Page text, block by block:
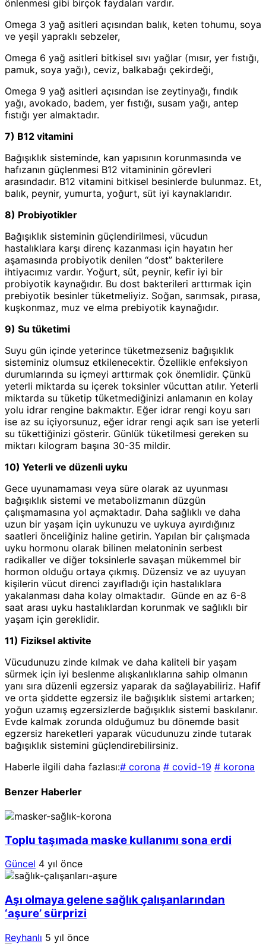
önlenmesi gibi birçok faydaları vardır.
Omega 3 yağ asitleri açısından balık, keten tohumu, soya
ve yeşil yapraklı sebzeler,
Omega 6 yağ asitleri bitkisel sıvı yağlar (mısır, yer fıstığı,
pamuk, soya yağı), ceviz, balkabağı çekirdeği,
Omega 9 yağ asitleri açısından ise zeytinyağı, fındık
yağı, avokado, badem, yer fıstığı, susam yağı, antep
fıstığı yer almaktadır.
7) B12 vitamini
Bağışıklık sisteminde, kan yapısının korunmasında ve
hafızanın güçlenmesi B12 vitamininin görevleri
arasındadır. B12 vitamini bitkisel besinlerde bulunmaz. Et,
balık, peynir, yumurta, yoğurt, süt iyi kaynaklarıdır.
8) Probiyotikler
Bağışıklık sisteminin güçlendirilmesi, vücudun
hastalıklara karşı direnç kazanması için hayatın her
aşamasında probiyotik denilen “dost” bakterilere
ihtiyacımız vardır. Yoğurt, süt, peynir, kefir iyi bir
probiyotik kaynağıdır. Bu dost bakterileri arttırmak için
prebiyotik besinler tüketmeliyiz. Soğan, sarımsak, pırasa,
kuşkonmaz, muz ve elma prebiyotik kaynağıdır.
9) Su tüketimi
Suyu gün içinde yeterince tüketmezseniz bağışıklık
sisteminiz olumsuz etkilenecektir. Özellikle enfeksiyon
durumlarında su içmeyi arttırmak çok önemlidir. Çünkü
yeterli miktarda su içerek toksinler vücuttan atılır. Yeterli
miktarda su tüketip tüketmediğinizi anlamanın en kolay
yolu idrar rengine bakmaktır. Eğer idrar rengi koyu sarı
ise az su içiyorsunuz, eğer idrar rengi açık sarı ise yeterli
su tükettiğinizi gösterir. Günlük tüketilmesi gereken su
miktarı kilogram başına 30-35 mildir.
10) Yeterli ve düzenli uyku
Gece uyunamaması veya süre olarak az uyunması
bağışıklık sistemi ve metabolizmanın düzgün
çalışmamasına yol açmaktadır. Daha sağlıklı ve daha
uzun bir yaşam için uykunuzu ve uykuya ayırdığınız
saatleri önceliğiniz haline getirin. Yapılan bir çalışmada
uyku hormonu olarak bilinen melatoninin serbest
radikaller ve diğer toksinlerle savaşan mükemmel bir
hormon olduğu ortaya çıkmış. Düzensiz ve az uyuyan
kişilerin vücut direnci zayıfladığı için hastalıklara
yakalanması daha kolay olmaktadır. Günde en az 6-8
saat arası uyku hastalıklardan korunmak ve sağlıklı bir
yaşam için gereklidir.
11) Fiziksel aktivite
Vücudunuzu zinde kılmak ve daha kaliteli bir yaşam
sürmek için iyi beslenme alışkanlıklarına sahip olmanın
yanı sıra düzenli egzersiz yaparak da sağlayabiliriz. Hafif
ve orta şiddette egzersiz ile bağışıklık sistemi artarken;
yoğun uzamış egzersizlerde bağışıklık sistemi baskılanır.
Evde kalmak zorunda olduğumuz bu dönemde basit
egzersiz hareketleri yaparak vücudunuzu zinde tutarak
bağışıklık sistemini güçlendirebilirsiniz.
Haberle ilgili daha fazlası:# corona # covid-19 # korona
Benzer Haberler
Toplu taşımada maske kullanımı sona erdi
Güncel 4 yıl önce
Aşı olmaya gelene sağlık çalışanlarından
‘aşure’ sürprizi
Reyhanlı 5 yıl önce